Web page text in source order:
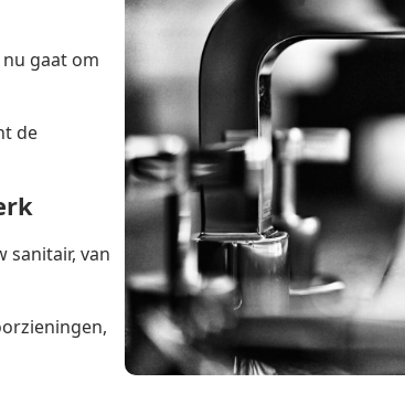
gaat om
de
sanitair, van